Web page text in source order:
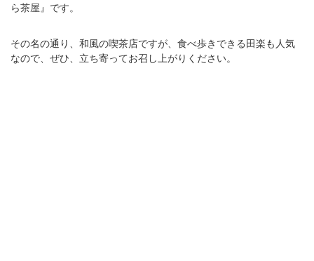
ら茶屋』です。
その名の通り、和風の喫茶店ですが、食べ歩きできる田楽も人気
なので、ぜひ、立ち寄ってお召し上がりください。